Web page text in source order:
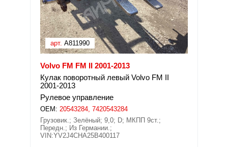
арт. A811990
Volvo FM FM II 2001-2013
Кулак поворотный левый Volvo FM II
2001-2013
Рулевое управление
OEM: 20543284, 7420543284
Грузовик.; Зелёный; 9,0; D; МКПП 9ст.;
Передн.; Из Германии.;
VIN:YV2J4CHA25B400117